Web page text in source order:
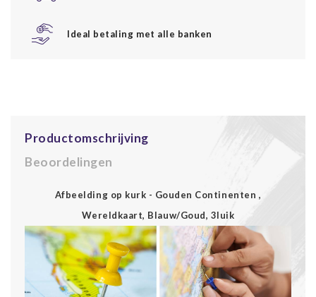
Ideal betaling met alle banken
Productomschrijving
Beoordelingen
Afbeelding op kurk - Gouden Continenten ,
Wereldkaart, Blauw/Goud, 3luik